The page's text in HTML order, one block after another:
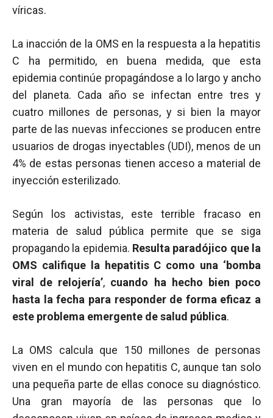
víricas.
La inacción de la OMS en la respuesta a la hepatitis
C ha permitido, en buena medida, que esta
epidemia continúe propagándose a lo largo y ancho
del planeta. Cada año se infectan entre tres y
cuatro millones de personas, y si bien la mayor
parte de las nuevas infecciones se producen entre
usuarios de drogas inyectables (UDI), menos de un
4% de estas personas tienen acceso a material de
inyección esterilizado.
Según los activistas, este terrible fracaso en
materia de salud pública permite que se siga
propagando la epidemia. Resulta paradójico que la
OMS califique la hepatitis C como una ‘bomba
viral de relojería’, cuando ha hecho bien poco
hasta la fecha para responder de forma eficaz a
este problema emergente de salud pública.
La OMS calcula que 150 millones de personas
viven en el mundo con hepatitis C, aunque tan solo
una pequeña parte de ellas conoce su diagnóstico.
Una gran mayoría de las personas que lo